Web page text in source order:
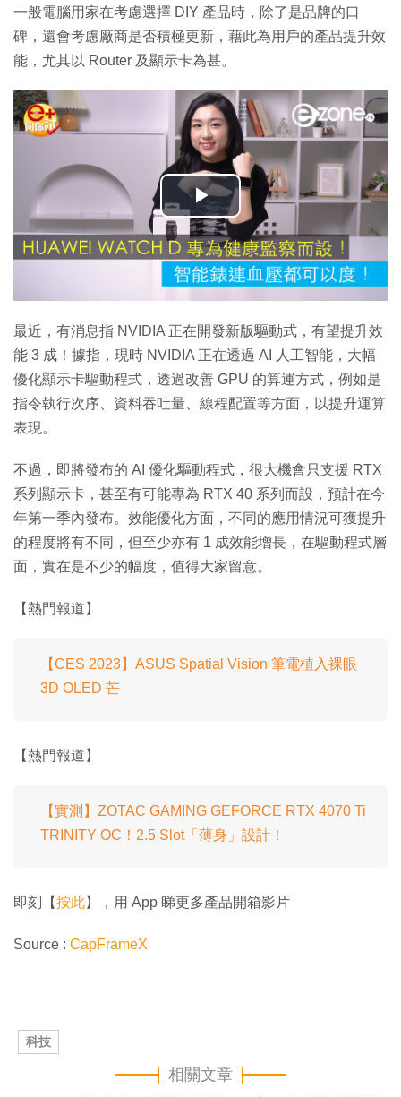
一般電腦用家在考慮選擇 DIY 產品時，除了是品牌的口
碑，還會考慮廠商是否積極更新，藉此為用戶的產品提升效
能，尤其以 Router 及顯示卡為甚。
播
放
影
片
最近，有消息指 NVIDIA 正在開發新版驅動式，有望提升效
能 3 成！據指，現時 NVIDIA 正在透過 AI 人工智能，大幅
優化顯示卡驅動程式，透過改善 GPU 的算運方式，例如是
指令執行次序、資料吞吐量、線程配置等方面，以提升運算
表現。
不過，即將發布的 AI 優化驅動程式，很大機會只支援 RTX
系列顯示卡，甚至有可能專為 RTX 40 系列而設，預計在今
年第一季內發布。效能優化方面，不同的應用情況可獲提升
的程度將有不同，但至少亦有 1 成效能增長，在驅動程式層
面，實在是不少的幅度，值得大家留意。
【熱門報道】
【CES 2023】ASUS Spatial Vision 筆電植入裸眼
3D OLED 芒
【熱門報道】
【實測】ZOTAC GAMING GEFORCE RTX 4070 Ti
TRINITY OC！2.5 Slot「薄身」設計！
即刻【按此】，用 App 睇更多產品開箱影片
Source : CapFrameX
科技
相關文章